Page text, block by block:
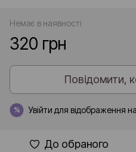
Немає в наявності
320 грн
Повідомити,
% Увійти для відображення
До обраного